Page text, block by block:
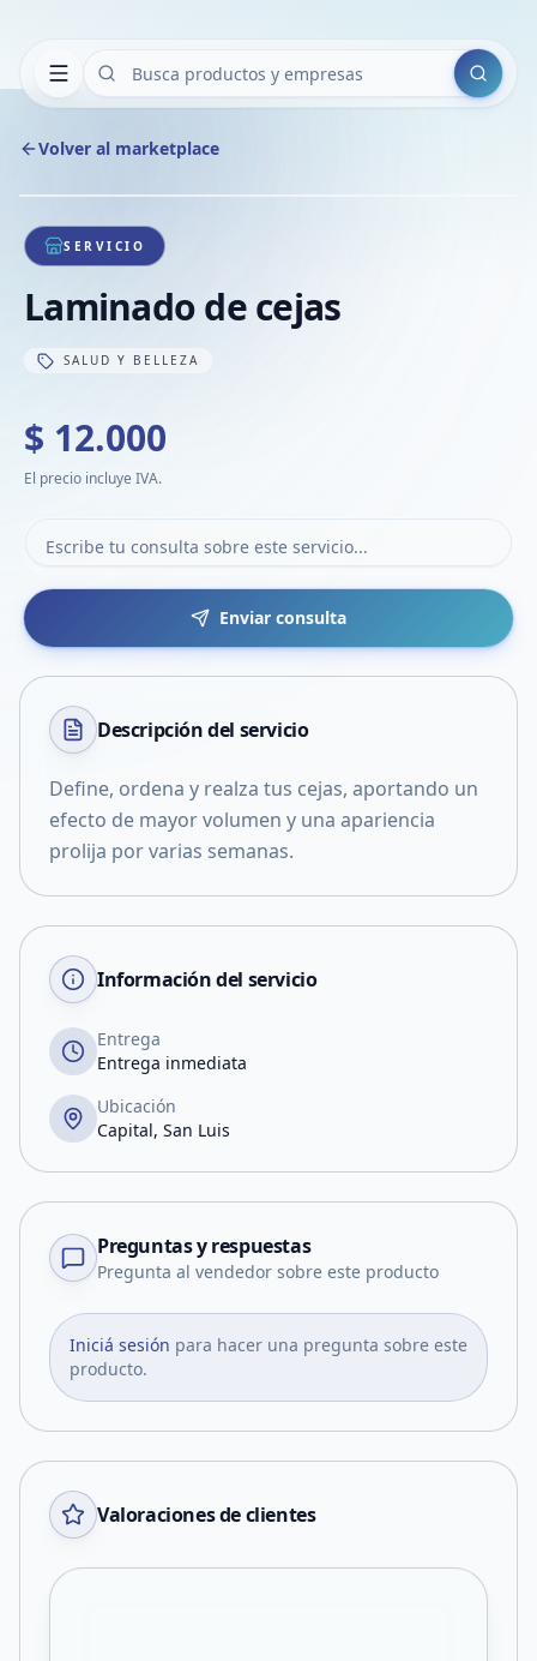
Buscar
Volver al marketplace
1/1
SERVICIO
Laminado de cejas
SALUD Y BELLEZA
$ 12.000
El precio incluye IVA.
Enviar consulta
Descripción del servicio
Define, ordena y realza tus cejas, aportando un
efecto de mayor volumen y una apariencia
prolija por varias semanas.
Información del servicio
Entrega
Entrega inmediata
Ubicación
Capital, San Luis
Preguntas y respuestas
Pregunta al vendedor sobre este producto
Iniciá sesión para hacer una pregunta sobre este
producto.
Valoraciones de clientes